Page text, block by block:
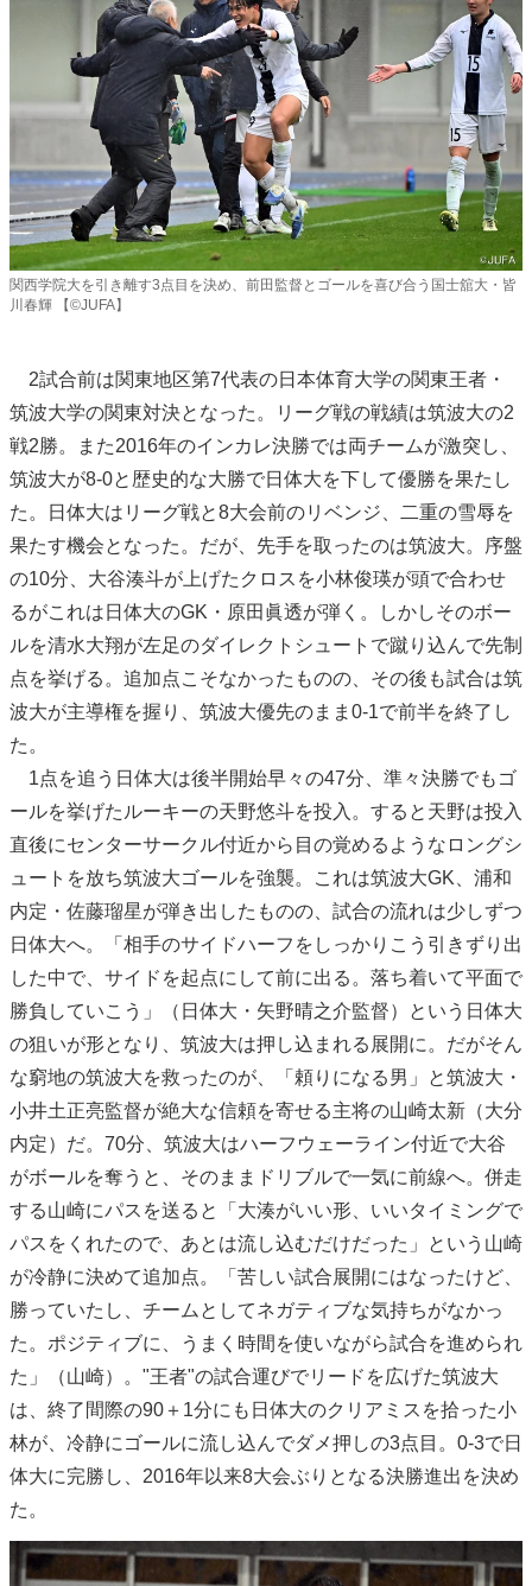
関西学院大を引き離す3点目を決め、前田監督とゴールを喜び合う国士舘大・皆
川春輝 【©JUFA】
2試合前は関東地区第7代表の日本体育大学の関東王者・
筑波大学の関東対決となった。リーグ戦の戦績は筑波大の2
戦2勝。また2016年のインカレ決勝では両チームが激突し、
筑波大が8-0と歴史的な大勝で日体大を下して優勝を果たし
た。日体大はリーグ戦と8大会前のリベンジ、二重の雪辱を
果たす機会となった。だが、先手を取ったのは筑波大。序盤
の10分、大谷湊斗が上げたクロスを小林俊瑛が頭で合わせ
るがこれは日体大のGK・原田眞透が弾く。しかしそのボー
ルを清水大翔が左足のダイレクトシュートで蹴り込んで先制
点を挙げる。追加点こそなかったものの、その後も試合は筑
波大が主導権を握り、筑波大優先のまま0-1で前半を終了し
た。
1点を追う日体大は後半開始早々の47分、準々決勝でもゴ
ールを挙げたルーキーの天野悠斗を投入。すると天野は投入
直後にセンターサークル付近から目の覚めるようなロングシ
ュートを放ち筑波大ゴールを強襲。これは筑波大GK、浦和
内定・佐藤瑠星が弾き出したものの、試合の流れは少しずつ
日体大へ。「相手のサイドハーフをしっかりこう引きずり出
した中で、サイドを起点にして前に出る。落ち着いて平面で
勝負していこう」（日体大・⽮野晴之介監督）という日体大
の狙いが形となり、筑波大は押し込まれる展開に。だがそん
な窮地の筑波大を救ったのが、「頼りになる男」と筑波大・
小井土正亮監督が絶大な信頼を寄せる主将の⼭崎太新（大分
内定）だ。70分、筑波大はハーフウェーライン付近で大谷
がボールを奪うと、そのままドリブルで一気に前線へ。併走
する山崎にパスを送ると「大湊がいい形、いいタイミングで
パスをくれたので、あとは流し込むだけだった」という山崎
が冷静に決めて追加点。「苦しい試合展開にはなったけど、
勝っていたし、チームとしてネガティブな気持ちがなかっ
た。ポジティブに、うまく時間を使いながら試合を進められ
た」（山崎）。"王者"の試合運びでリードを広げた筑波大
は、終了間際の90＋1分にも日体大のクリアミスを拾った小
林が、冷静にゴールに流し込んでダメ押しの3点目。0-3で日
体大に完勝し、2016年以来8大会ぶりとなる決勝進出を決め
た。